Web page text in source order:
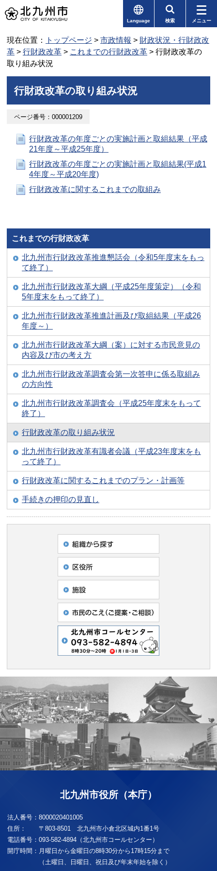
Language 検索 メニュー
現在位置： トップページ > 市政情報 > 財政状況・行財政改
革 > 行財政改革 > これまでの行財政改革 > 行財政改革の
取り組み状況
行財政改革の取り組み状況
ページ番号：000001209
行財政改革の年度ごとの実施計画と取組結果（平成
21年度～平成25年度）
行財政改革の年度ごとの実施計画と取組結果(平成1
4年度～平成20年度)
行財政改革に関するこれまでの取組み
これまでの行財政改革
北九州市行財政改革推進懇話会（令和5年度末をもっ
て終了）
北九州市行財政改革大綱（平成25年度策定）（令和
5年度末をもって終了）
北九州市行財政改革推進計画及び取組結果（平成26
年度～）
北九州市行財政改革大綱（案）に対する市民意見の
内容及び市の考え方
北九州市行財政改革調査会第一次答申に係る取組み
の方向性
北九州市行財政改革調査会（平成25年度末をもって
終了）
行財政改革の取り組み状況
北九州市行財政改革有識者会議（平成23年度末をも
って終了）
行財政改革に関するこれまでのプラン・計画等
手続きの押印の見直し
北九州市役所（本庁）
法人番号： 8000020401005
住所：
〒803-8501 北九州市小倉北区城内1番1号
電話番号： 093-582-4894（北九州市コールセンター）
開庁時間： 月曜日から金曜日の8時30分から17時15分まで
（土曜日、日曜日、祝日及び年末年始を除く）